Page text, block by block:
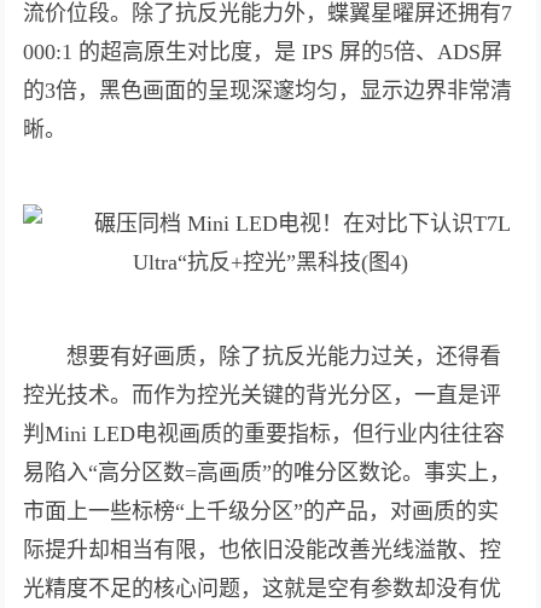
流价位段。除了抗反光能力外，蝶翼星曜屏还拥有7
000:1 的超高原生对比度，是 IPS 屏的5倍、ADS屏
的3倍，黑色画面的呈现深邃均匀，显示边界非常清
晰。
想要有好画质，除了抗反光能力过关，还得看
控光技术。而作为控光关键的背光分区，一直是评
判Mini LED电视画质的重要指标，但行业内往往容
易陷入“高分区数=高画质”的唯分区数论。事实上，
市面上一些标榜“上千级分区”的产品，对画质的实
际提升却相当有限，也依旧没能改善光线溢散、控
光精度不足的核心问题，这就是空有参数却没有优